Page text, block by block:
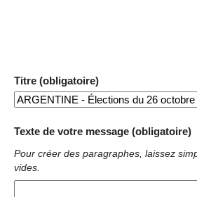
Titre (obligatoire)
Texte de votre message (obligatoire)
Pour créer des paragraphes, laissez
vides.